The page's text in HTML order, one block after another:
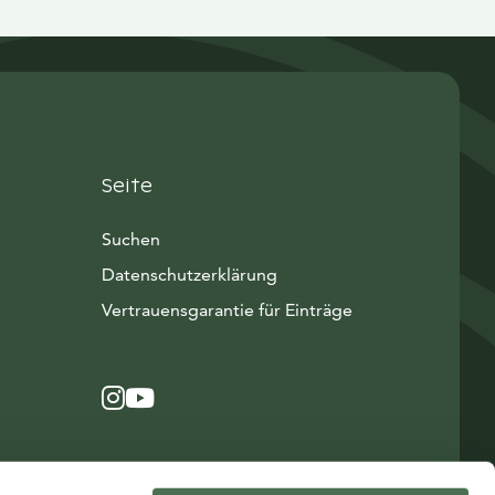
Seite
Suchen
Datenschutzerklärung
Vertrauensgarantie für Einträge
Instagram
Avautuu uuteen ikkunaan
YouTube
Avautuu uuteen ikkunaan